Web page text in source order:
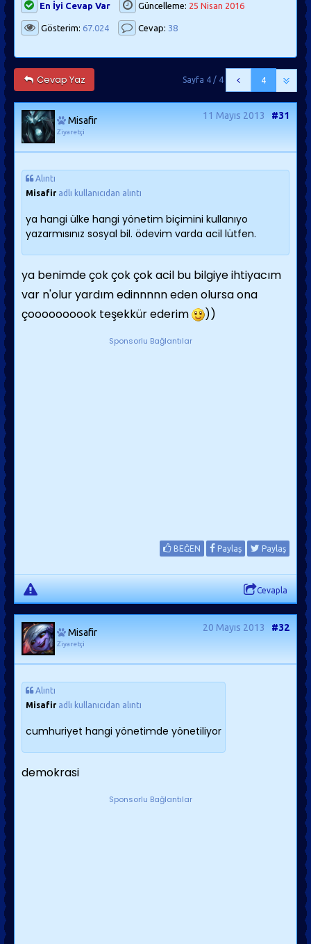
En İyi Cevap Var Güncelleme: 25 Nisan 2016
Gösterim: 67.024 Cevap: 38
Cevap Yaz 4
Sayfa 4 / 4
Misafir
Ziyaretçi
11 Mayıs 2013 #31
Alıntı
Misafir adlı kullanıcıdan alıntı
ya hangi ülke hangi yönetim biçimini kullanıyo
yazarmısınız sosyal bil. ödevim varda acil lütfen.
ya benimde çok çok çok acil bu bilgiye ihtiyacım
var n'olur yardım edinnnnn eden olursa ona
çoooooooook teşekkür ederim
))
Sponsorlu Bağlantılar
BEĞEN Paylaş Paylaş
Cevapla
Misafir
Ziyaretçi
20 Mayıs 2013 #32
Alıntı
Misafir adlı kullanıcıdan alıntı
cumhuriyet hangi yönetimde yönetiliyor
demokrasi
Sponsorlu Bağlantılar